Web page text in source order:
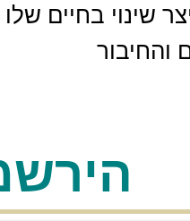
שינוי בחיים שלו
והחיבור